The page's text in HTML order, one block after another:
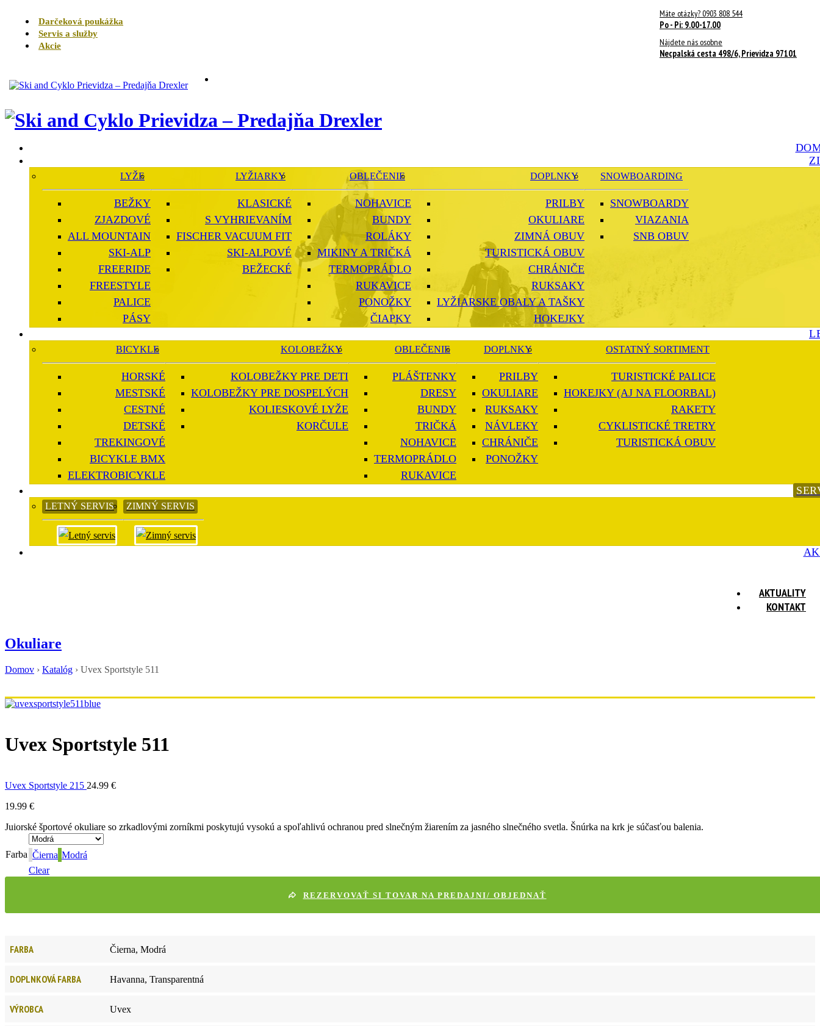
Darčeková poukážka
Servis a služby
Akcie
Máte otázky? 0903 808 544
Po - Pi: 9.00-17.00
Nájdete nás osobne
Necpalská cesta 498/6, Prievidza 97101
LYŽE
BEŽKY
ZJAZDOVÉ
ALL MOUNTAIN
SKI-ALP
FREERIDE
FREESTYLE
PALICE
PÁSY
LYŽIARKY
KLASICKÉ
S VYHRIEVANÍM
FISCHER VACUUM FIT
SKI-ALPOVÉ
BEŽECKÉ
OBLEČENIE
NOHAVICE
BUNDY
ROLÁKY
MIKINY A TRIČKÁ
TERMOPRÁDLO
RUKAVICE
PONOŽKY
ČIAPKY
DOPLNKY
PRILBY
OKULIARE
ZIMNÁ OBUV
TURISTICKÁ OBUV
CHRÁNIČE
RUKSAKY
LYŽIARSKE OBALY A TAŠKY
HOKEJKY
SNOWBOARDING
SNOWBOARDY
VIAZANIA
SNB OBUV
BICYKLE
HORSKÉ
MESTSKÉ
CESTNÉ
DETSKÉ
TREKINGOVÉ
BICYKLE BMX
ELEKTROBICYKLE
KOLOBEŽKY
KOLOBEŽKY PRE DETI
KOLOBEŽKY PRE DOSPELÝCH
KOLIESKOVÉ LYŽE
KORČULE
OBLEČENIE
PLÁŠTENKY
DRESY
BUNDY
TRIČKÁ
NOHAVICE
TERMOPRÁDLO
RUKAVICE
DOPLNKY
PRILBY
OKULIARE
RUKSAKY
NÁVLEKY
CHRÁNIČE
PONOŽKY
OSTATNÝ SORTIMENT
TURISTICKÉ PALICE
HOKEJKY (AJ NA FLOORBAL)
RAKETY
CYKLISTICKÉ TRETRY
TURISTICKÁ OBUV
LETNÝ SERVIS ZIMNÝ SERVIS
AKTUALITY
KONTAKT
Okuliare
Domov › Katalóg › Uvex Sportstyle 511
Uvex Sportstyle 511
Uvex Sportstyle 215 24.99 €
19.99 €
Juiorské športové okuliare so zrkadlovými zorníkmi poskytujú vysokú a spoľahlivú ochranou pred slnečným žiarením za jasného slnečného svetla. Šnúrka na krk je súčasťou balenia.
Farba Čierna Modrá
Clear
REZERVOVAŤ SI TOVAR NA PREDAJNI/ OBJEDNAŤ
FARBA Čierna, Modrá
DOPLNKOVÁ FARBA Havanna, Transparentná
VÝROBCA Uvex